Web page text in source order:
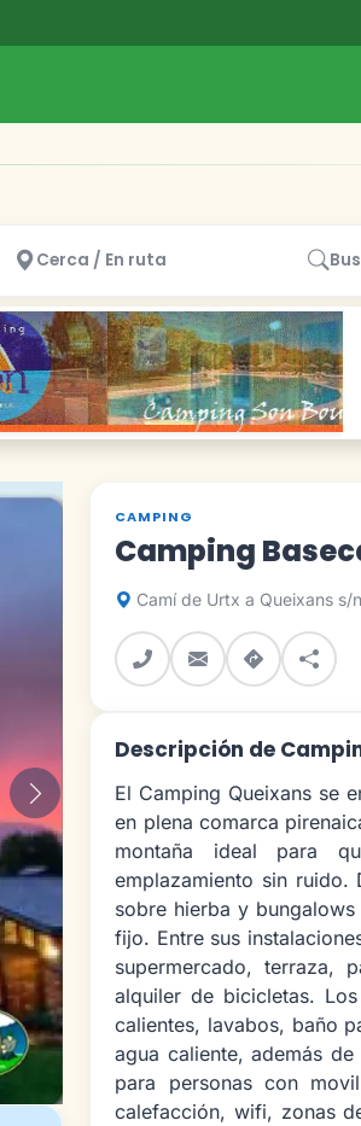
Cerca / En ruta
Siguiente
CAMPING
Camping
Camí de Urtx a Queixans s/
Descripción de
El Camping Queixans se
en plena comarca
montaña ideal para
emplazamiento sin ruido.
sobre hierba y
fijo. Entre sus
supermercado, terraza,
alquiler de bicicletas.
calientes, lavabos, baño
agua caliente, además
para personas con
calefacción, wifi, zonas